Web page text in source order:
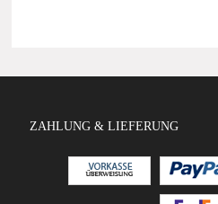
ZAHLUNG & LIEFERUNG